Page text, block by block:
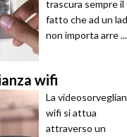
trascura sempre il
fatto che ad un
non importa arre ...
wifi
La
wifi si attua
attraverso un